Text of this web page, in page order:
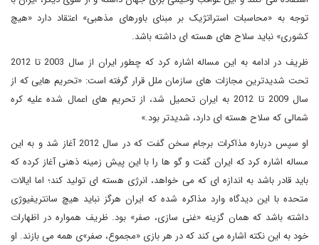
توجه به «محاسبات استراتژیک بر مبنای باورهای مذهبی» اعتقاد دارد «هیچ
کشوری» نباید سلاح های هسته ای داشته باشد.
ظریف در ادامه به این مساله اشاره کرد که چطور ایران از سال 2003 تا 2012
تحت شدیدترین مجازات های سازمان ملل قرار گرفته است: «تحریم هایی که از
سال 2009 تا 2012 به ایران تحمیل شد، از تحریم های اعمال شده علیه کره
شمالی که سلاح هسته ای دارد، شدیدتر بود.»
او سپس درباره مذاکرات برجام سخن گفت که در سال 2012 آغاز شد و به این
مساله اشاره کرد که ایران گفت و گو ها را با این پیش زمینه ذهنی آغاز کرده که
باید قادر باشد به اندازه ای که می خواهد، انرژی هسته ای تولید کند؛ اما ایالات
متحده با این دیدگاه وارد مذاکره شده که ایران هرگز نباید هیچ سانتریفیوژی
داشته باشد که همان گزینه «غنی سازی، صفر» بود. ظریف همواره در اظهارات
خود به این نکته اشاره می کند که در هر بازی «مجموع، صفر»ی همه می بازند. او